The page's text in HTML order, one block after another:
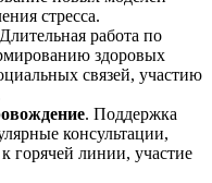
стресса.
работа по
здоровых
связей, участию
. Поддержка
консультации,
горячей линии, участие